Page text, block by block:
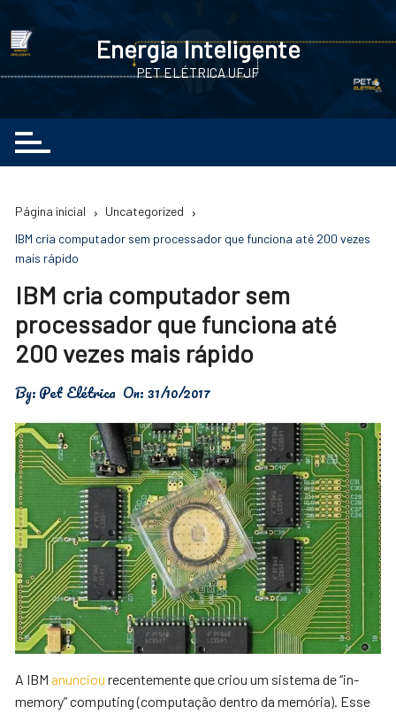
para
conteúdo
Energia Inteligente
PET ELÉTRICA UFJF
Página inicial
Uncategorized
IBM cria computador sem processador que funciona até 200 vezes
mais rápido
IBM cria computador sem
processador que funciona até
200 vezes mais rápido
By:Pet Elétrica On:31/10/2017
A IBManunciourecentemente que criou um sistema de “in-
memory” computing (computação dentro da memória). Esse